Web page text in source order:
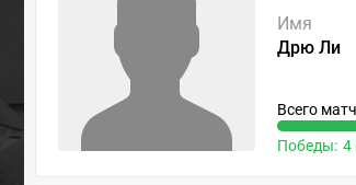
Имя
Дрю Ли
Всего
Победы: 4